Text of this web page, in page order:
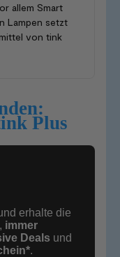
allem Smart
Lampen setzt
von tink
Plus
erhalte die
, immer
Deals und
.